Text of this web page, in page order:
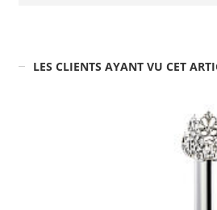
LES CLIENTS AYANT VU CET